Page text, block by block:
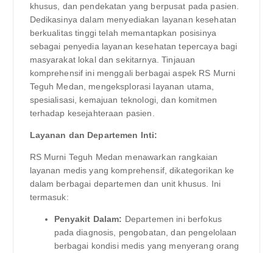
khusus, dan pendekatan yang berpusat pada pasien.
Dedikasinya dalam menyediakan layanan kesehatan
berkualitas tinggi telah memantapkan posisinya
sebagai penyedia layanan kesehatan tepercaya bagi
masyarakat lokal dan sekitarnya. Tinjauan
komprehensif ini menggali berbagai aspek RS Murni
Teguh Medan, mengeksplorasi layanan utama,
spesialisasi, kemajuan teknologi, dan komitmen
terhadap kesejahteraan pasien.
Layanan dan Departemen Inti:
RS Murni Teguh Medan menawarkan rangkaian
layanan medis yang komprehensif, dikategorikan ke
dalam berbagai departemen dan unit khusus. Ini
termasuk:
Penyakit Dalam: Departemen ini berfokus
pada diagnosis, pengobatan, dan pengelolaan
berbagai kondisi medis yang menyerang orang